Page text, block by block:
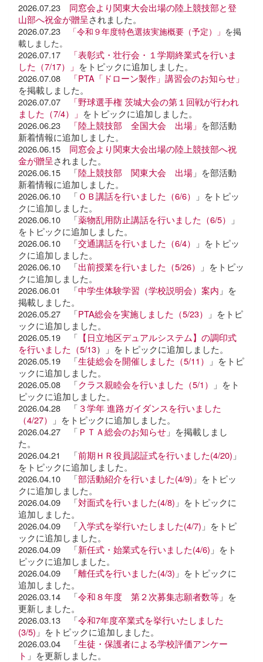
2026.07.23 同窓会より関東大会出場の陸上競技部と登
山部へ祝金が贈呈されました。
2026.07.23
「令和９年度特色選抜実施概要（予定）」 を掲
載しました。
2026.07.17
「表彰式・壮行会・１学期終業式を行いま
した（7/17）」 をトピックに追加しました。
2026.07.08
「PTA「ドローン製作」講習会のお知らせ」
を掲載しました。
2026.07.07
「野球選手権 茨城大会の第１回戦が行われ
ました（7/4）」 をトピックに追加しました。
2026.06.23
「陸上競技部 全国大会 出場」 を部活動
新着情報に追加しました。
2026.06.15 同窓会より関東大会出場の陸上競技部へ祝
金が贈呈されました。
2026.06.15 「陸上競技部 関東大会 出場 」を部活動
新着情報に追加しました。
2026.06.10 「ＯＢ講話を行いました（6/6）
」をトピッ
クに追加しました。
2026.06.10 「薬物乱用防止講話を行いました（6/5）
」
をトピックに追加しました。
2026.06.10 「交通講話を行いました（6/4）
」をトピッ
クに追加しました。
2026.06.10 「出前授業を行いました（5/26）
」をトピッ
クに追加しました。
2026.06.01 「中学生体験学習（学校説明会）案内 」を
掲載しました。
2026.05.27 「PTA総会を実施しました（5/23）
」をトピ
ックに追加しました。
2026.05.19 「 【日立地区デュアルシステム】の調印式
を行いました（5/13）」をトピックに追加しました。
2026.05.19 「生徒総会を開催しました（5/11）
」をトピ
ックに追加しました。
2026.05.08 「クラス親睦会を行いました（5/1）
」をト
ピックに追加しました。
2026.04.28 「３学年 進路ガイダンスを行いました
（4/27）
」をトピックに追加しました。
2026.04.27 「 ＰＴＡ総会のお知らせ 」を掲載しまし
た。
2026.04.21 「前期ＨＲ役員認証式を行いました(4/20) 」
をトピックに追加しました。
2026.04.10 「部活動紹介を行いました(4/9) 」をトピッ
クに追加しました。
2026.04.09 「対面式を行いました(4/8) 」をトピックに
追加しました。
2026.04.09 「入学式を挙行いたしました(4/7) 」をトピ
ックに追加しました。
2026.04.09 「新任式・始業式を行いました(4/6) 」をト
ピックに追加しました。
2026.04.09 「離任式を行いました(4/3) 」をトピックに
追加しました。
2026.03.14 「令和８年度 第２次募集志願者数等 」を
更新しました。
2026.03.13 「令和7年度卒業式を挙行いたしました
(3/5) 」をトピックに追加しました。
2026.03.04 「生徒・保護者による学校評価アンケー
ト 」を更新しました。